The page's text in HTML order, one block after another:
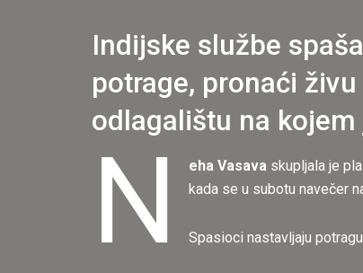
Indijske službe
potrage, pronaći
odlagalištu na kojem
N eha Vasava skupljala je
kada se u subotu navečer
Spasioci nastavljaju